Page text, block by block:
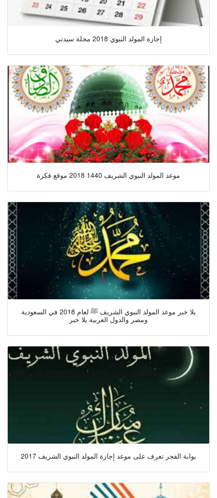
إجازة المولد النبوي 2018 مجلة سيدتي
موعد المولد النبوي الشريف 1440 2018 موقع فكرة
يلا خبر موعد المولد النبوي الشريف ﷺ لعام 2018 في السعودية
ومصر والدول العربية يلا خبر
بوابة الفجر تعرف على موعد إجازة المولد النبوي الشريف 2017